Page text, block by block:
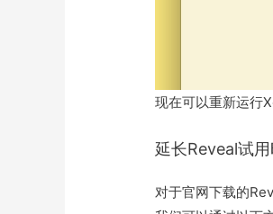
现在可以重新运行
延长Reveal试
对于官网下载的